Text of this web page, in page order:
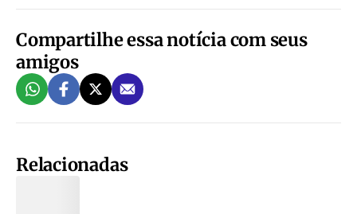
Compartilhe essa notícia com seus
amigos
Relacionadas